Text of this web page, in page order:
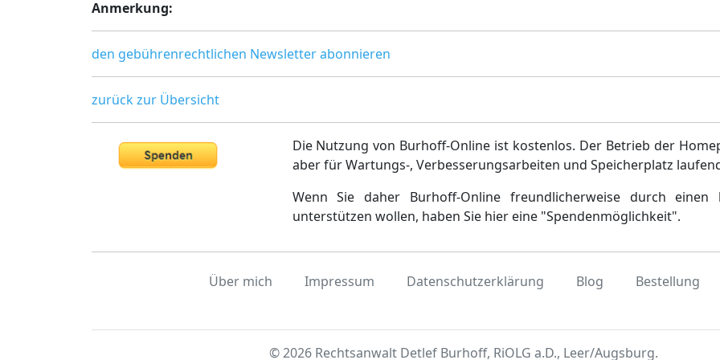
Anmerkung:
den gebührenrechtlichen Newsletter abonnieren
zurück zur Übersicht
Die Nutzung von Burhoff-Online ist kostenlos. Der Betrieb der
aber für Wartungs-, Verbesserungsarbeiten und Speicherplatz
Wenn Sie daher Burhoff-Online freundlicherweise durch einen
unterstützen wollen, haben Sie hier eine "Spendenmöglichkeit".
Über mich Impressum Datenschutzerklärung Blog Bestellung
© 2026 Rechtsanwalt Detlef Burhoff, RiOLG a.D., Leer/Augsburg.